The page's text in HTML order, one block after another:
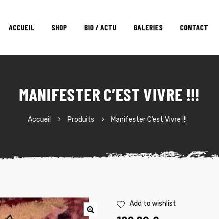
ACCUEIL SHOP BIO / ACTU GALERIES CONTACT
MANIFESTER C’EST VIVRE !!!
Accueil Produits Manifester C’est Vivre !!!
Add to wishlist